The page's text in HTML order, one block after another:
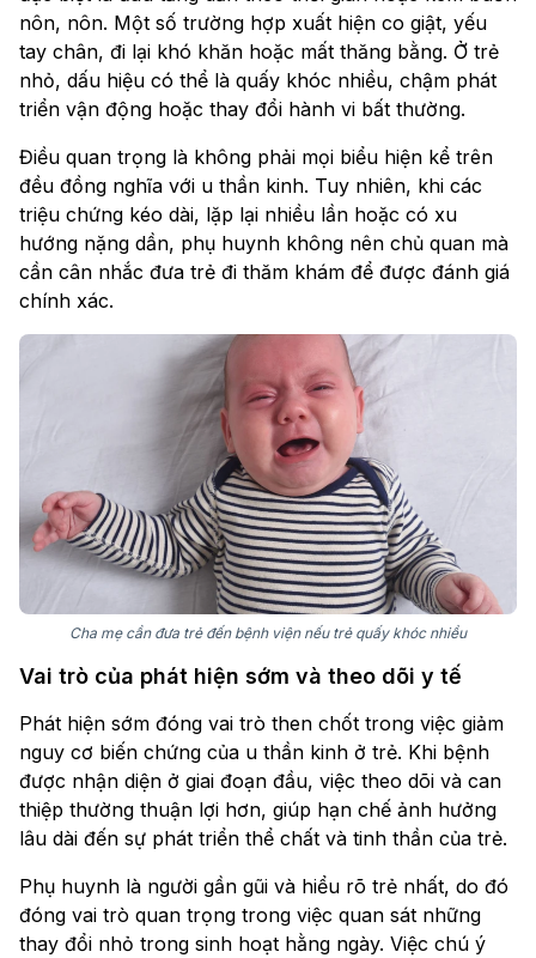
nôn, nôn. Một số trường hợp xuất hiện co giật, yếu
tay chân, đi lại khó khăn hoặc mất thăng bằng. Ở trẻ
nhỏ, dấu hiệu có thể là quấy khóc nhiều, chậm phát
triển vận động hoặc thay đổi hành vi bất thường.
Điều quan trọng là không phải mọi biểu hiện kể trên
đều đồng nghĩa với u thần kinh. Tuy nhiên, khi các
triệu chứng kéo dài, lặp lại nhiều lần hoặc có xu
hướng nặng dần, phụ huynh không nên chủ quan mà
cần cân nhắc đưa trẻ đi thăm khám để được đánh giá
chính xác.
Cha mẹ cần đưa trẻ đến bệnh viện nếu trẻ quấy khóc nhiều
Vai trò của phát hiện sớm và theo dõi y tế
Phát hiện sớm đóng vai trò then chốt trong việc giảm
nguy cơ biến chứng của u thần kinh ở trẻ. Khi bệnh
được nhận diện ở giai đoạn đầu, việc theo dõi và can
thiệp thường thuận lợi hơn, giúp hạn chế ảnh hưởng
lâu dài đến sự phát triển thể chất và tinh thần của trẻ.
Phụ huynh là người gần gũi và hiểu rõ trẻ nhất, do đó
đóng vai trò quan trọng trong việc quan sát những
thay đổi nhỏ trong sinh hoạt hằng ngày. Việc chú ý